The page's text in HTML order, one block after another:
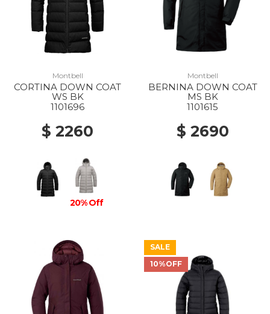
Montbell
CORTINA DOWN COAT
WS BK
1101696
$ 2260
20% Off
Montbell
BERNINA DOWN COAT
MS BK
1101615
$ 2690
SALE
10%OFF